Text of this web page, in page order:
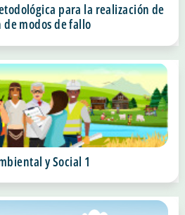
para la realización de
modos de fallo
y Social 1